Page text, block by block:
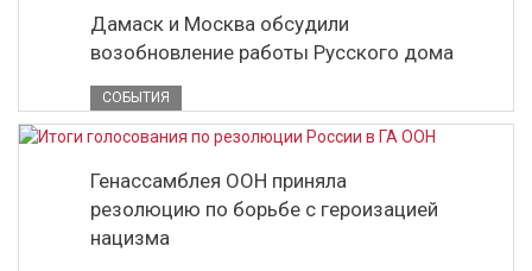
Дамаск и Москва обсудили
возобновление работы Русского дома
СОБЫТИЯ
Генассамблея ООН приняла
резолюцию по борьбе с героизацией
нацизма